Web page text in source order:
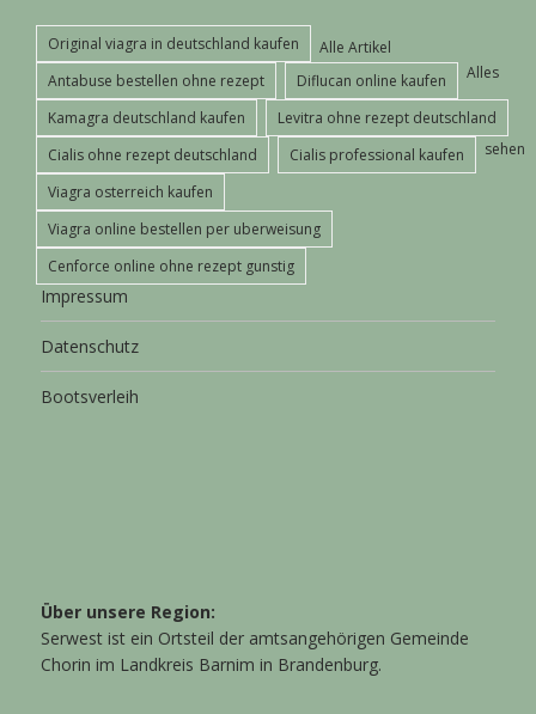
Original viagra in deutschland kaufen
Antabuse bestellen ohne rezept
Diflucan online kaufen
Kamagra deutschland kaufen
Levitra ohne rezept deutschland
Cialis ohne rezept deutschland
Cialis professional kaufen
Viagra osterreich kaufen
Viagra online bestellen per uberweisung
Cenforce online ohne rezept gunstig
Alle Artikel
Alles
sehen
Impressum
Datenschutz
Bootsverleih
Über unsere Region:
Serwest ist ein Ortsteil der amtsangehörigen Gemeinde
Chorin im Landkreis Barnim in Brandenburg.